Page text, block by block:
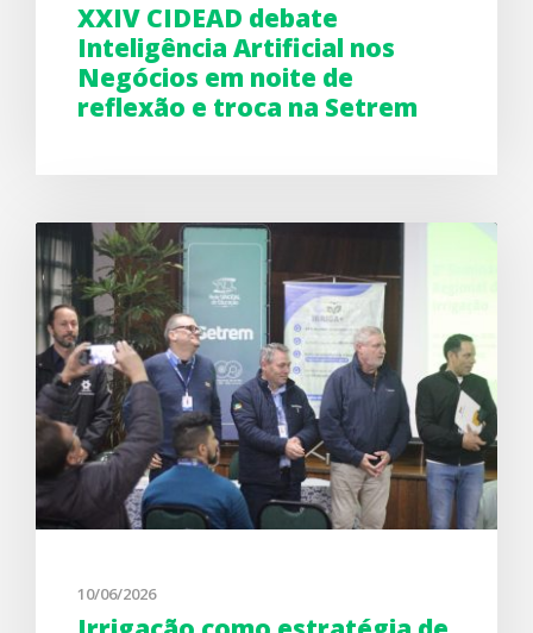
XXIV CIDEAD debate
Inteligência Artificial nos
Negócios em noite de
reflexão e troca na Setrem
10/06/2026